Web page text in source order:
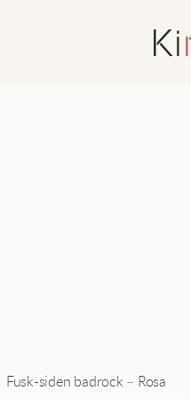
Fusk-siden badrock – Rosa